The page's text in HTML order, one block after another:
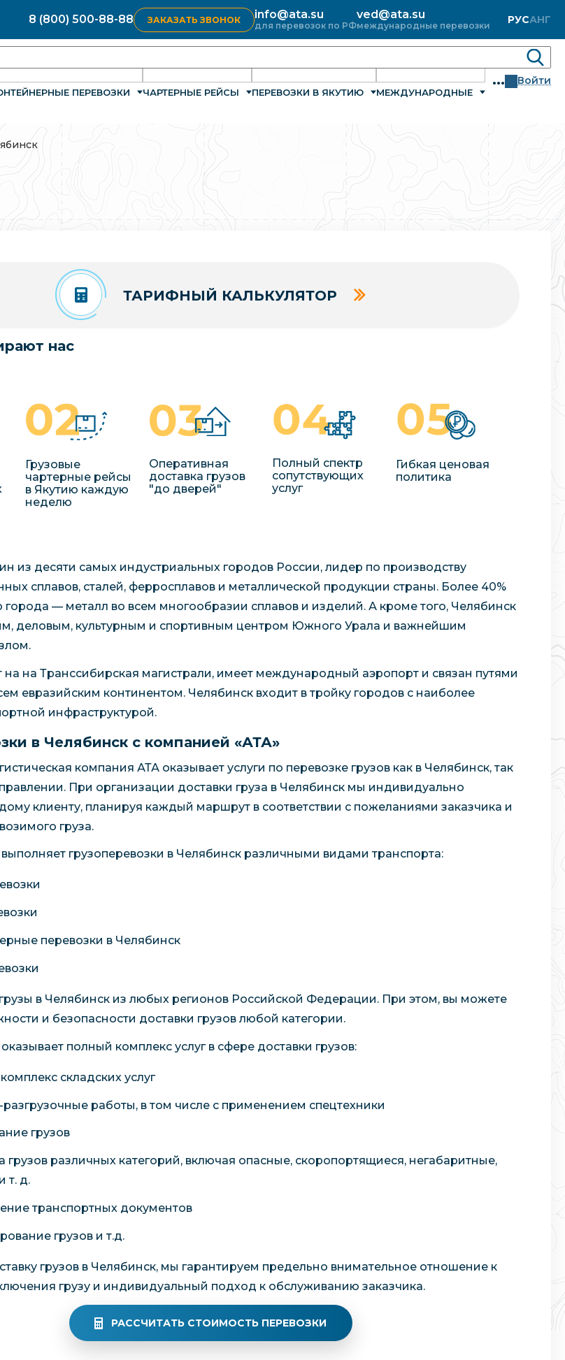
8 (800) 500-88-88 ЗАКАЗАТЬ ЗВОНОК info@ata.su
для перевозок по РФ
ved@ata.su
международные перевозки РУСАНГ
ПЕРЕВОЗКИ ЧАРТЕРНЫЕ РЕЙСЫ ПЕРЕВОЗКИ В ЯКУТИЮ МЕЖДУНАРОДНЫЕ
... Войти
ТАРИФНЫЙ КАЛЬКУЛЯТОР
нас
Грузовые
чартерные рейсы
в Якутию каждую
неделю
Оперативная
доставка грузов
"до дверей"
Полный спектр
сопутствующих
услуг
Гибкая ценовая
политика
из десяти самых индустриальных городов России, лидер по производству
сплавов, сталей, ферросплавов и металлической продукции страны. Более 40%
города — металл во всем многообразии сплавов и изделий. А кроме того, Челябинск
деловым, культурным и спортивным центром Южного Урала и важнейшим
на на Транссибирская магистрали, имеет международный аэропорт и связан путями
евразийским континентом. Челябинск входит в тройку городов с наиболее
инфраструктурой.
в Челябинск с компанией «АТА»
компания АТА оказывает услуги по перевозке грузов как в Челябинск, так
При организации доставки груза в Челябинск мы индивидуально
клиенту, планируя каждый маршрут в соответствии с пожеланиями заказчика и
груза.
грузоперевозки в Челябинск различными видами транспорта:
перевозки в Челябинск
в Челябинск из любых регионов Российской Федерации. При этом, вы можете
и безопасности доставки грузов любой категории.
полный комплекс услуг в сфере доставки грузов:
складских услуг
разгрузочные работы, в том числе с применением спецтехники
грузов
грузов различных категорий, включая опасные, скоропортящиеся, негабаритные,
т. д.
транспортных документов
грузов и т.д.
грузов в Челябинск, мы гарантируем предельно внимательное отношение к
грузу и индивидуальный подход к обслуживанию заказчика.
РАССЧИТАТЬ СТОИМОСТЬ ПЕРЕВОЗКИ